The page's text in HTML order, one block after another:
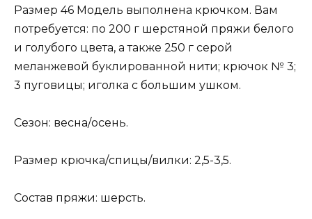
Размер 46 Модель выполнена крючком. Вам
потребуется: по 200 г шерстяной пряжи белого
и голубого цвета, а также 250 г серой
меланжевой буклированной нити; крючок № 3;
3 пуговицы; иголка с большим ушком.
Сезон: весна/осень.
Размер крючка/спицы/вилки: 2,5-3,5.
Состав пряжи: шерсть.